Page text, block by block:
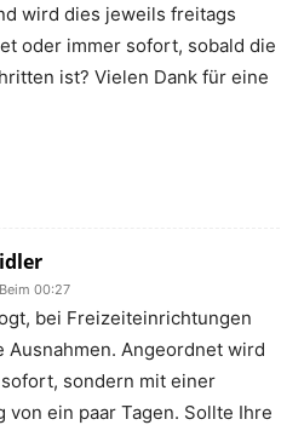
wird dies jeweils freitags
oder immer sofort, sobald die
ist? Vielen Dank für eine
00:27
bei Freizeiteinrichtungen
Ausnahmen. Angeordnet wird
sondern mit einer
von ein paar Tagen. Sollte Ihre